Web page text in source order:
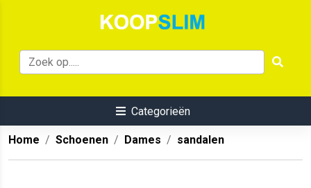
Categorieën
Home Schoenen Dames sandalen